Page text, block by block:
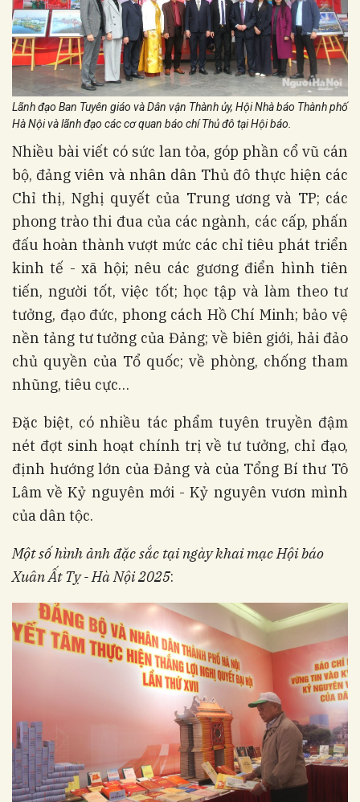
Lãnh đạo Ban Tuyên giáo và Dân vận Thành ủy, Hội Nhà báo Thành phố
Hà Nội và lãnh đạo các cơ quan báo chí Thủ đô tại Hội báo.
Nhiều bài viết có sức lan tỏa, góp phần cổ vũ cán
bộ, đảng viên và nhân dân Thủ đô thực hiện các
Chỉ thị, Nghị quyết của Trung ương và TP; các
phong trào thi đua của các ngành, các cấp, phấn
đấu hoàn thành vượt mức các chỉ tiêu phát triển
kinh tế - xã hội; nêu các gương điển hình tiên
tiến, người tốt, việc tốt; học tập và làm theo tư
tưởng, đạo đức, phong cách Hồ Chí Minh; bảo vệ
nền tảng tư tưởng của Đảng; về biên giới, hải đảo
chủ quyền của Tổ quốc; về phòng, chống tham
nhũng, tiêu cực…
Đặc biệt, có nhiều tác phẩm tuyên truyền đậm
nét đợt sinh hoạt chính trị về tư tưởng, chỉ đạo,
định hướng lớn của Đảng và của Tổng Bí thư Tô
Lâm về Kỷ nguyên mới - Kỷ nguyên vươn mình
của dân tộc.
Một số hình ảnh đặc sắc tại ngày khai mạc Hội báo
Xuân Ất Tỵ - Hà Nội 2025: